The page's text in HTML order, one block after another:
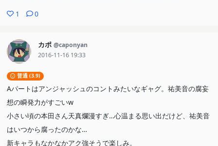
1 0
カポ @caponyan
2016-11-16 19:33
普通 (3.9)
Aパートはアンジャッシュのコントみたいなギャグ。祐美音の腐妄
想の瞬発力がすごいw
小さい頃の本田さん天真爛漫すぎ…心温まる思い出だけど、祐美音
はいつから腐ったのかな…
新キャラもなかなかアク強そうで楽しみ。